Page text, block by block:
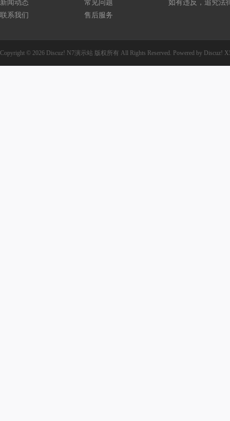
新闻动态
联系我们
常见问题
售后服务
如有违反，追究法
Copyright © 2026 Discuz! N7演示站 版权所有 All Rights Reserved. Powered by Discuz!